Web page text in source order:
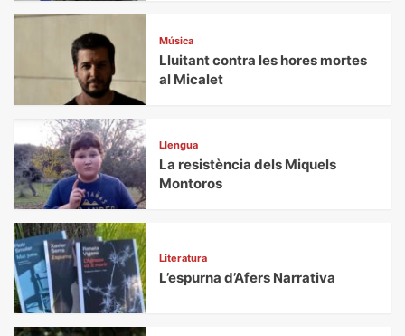
Música
Lluitant contra les hores mortes
al Micalet
Llengua
La resistència dels Miquels
Montoros
Literatura
L’espurna d’Afers Narrativa